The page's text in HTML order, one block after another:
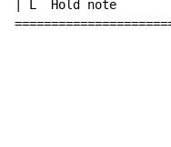
| L  Hold note